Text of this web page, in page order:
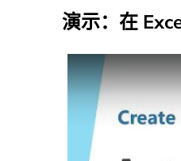
演示：在